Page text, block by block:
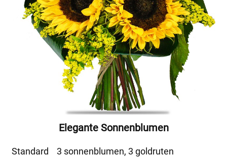
Elegante Sonnenblumen
Standard
3 sonnenblumen, 3 goldruten